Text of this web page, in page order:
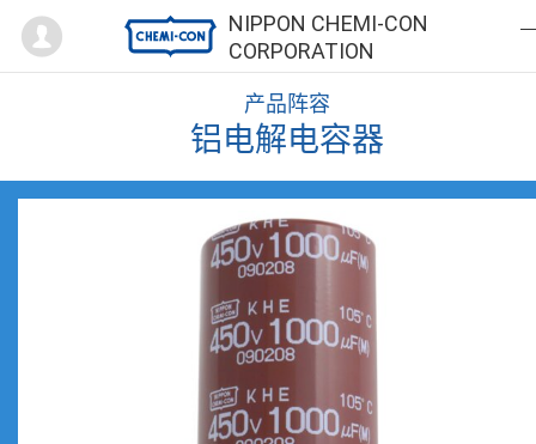
NIPPON CHEMI-CON
CORPORATION
Mypage
产品阵容
铝电解电容器